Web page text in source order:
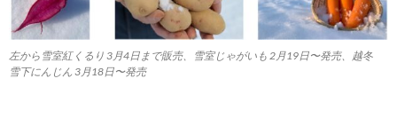
左から雪室紅くるり 3⽉4⽇まで販売、雪室じゃがいも 2⽉19⽇〜発売、越冬
雪下にんじん 3⽉18⽇〜発売